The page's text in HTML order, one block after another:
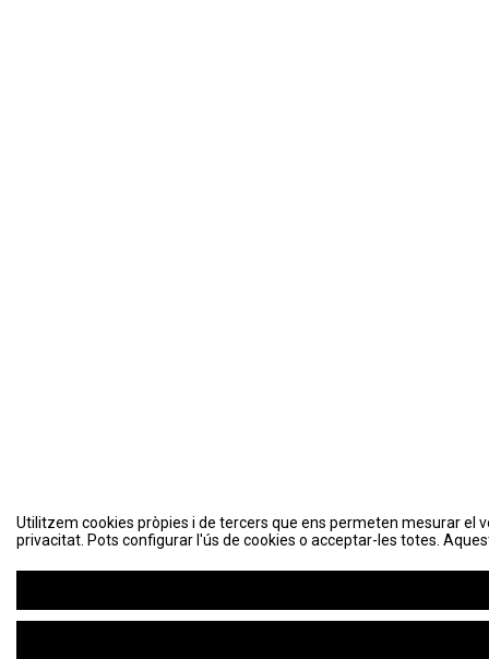
Utilitzem cookies pròpies i de tercers que ens permeten mesurar el
privacitat. Pots configurar l'ús de cookies o acceptar-les totes.